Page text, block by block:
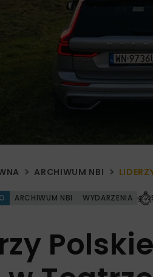
ARCHIWUM NBI
ARCHIWUM NBI WYDARZENIA